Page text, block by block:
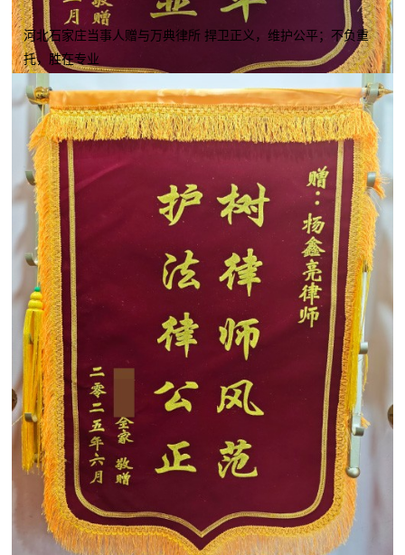
河北石家庄当事人赠与万典律所 捍卫正义，维护公平；不负重
托，胜在专业